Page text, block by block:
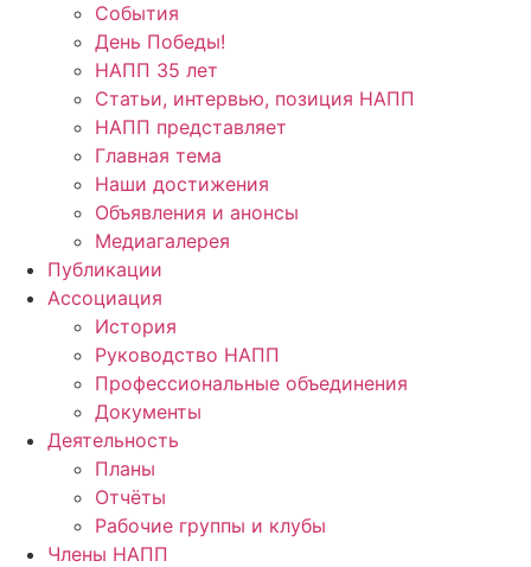
События
День Победы!
НАПП 35 лет
Статьи, интервью, позиция НАПП
НАПП представляет
Главная тема
Наши достижения
Объявления и анонсы
Медиагалерея
Публикации
Ассоциация
История
Руководство НАПП
Профессиональные объединения
Документы
Деятельность
Планы
Отчёты
Рабочие группы и клубы
Члены НАПП